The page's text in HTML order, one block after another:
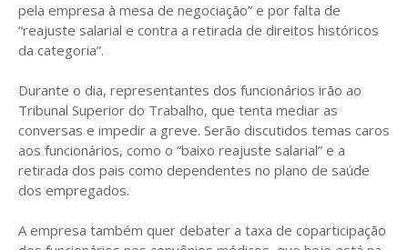
pela empresa à mesa de negociação” e por falta de
“reajuste salarial e contra a retirada de direitos históricos
da categoria”.
Durante o dia, representantes dos funcionários irão ao
Tribunal Superior do Trabalho, que tenta mediar as
conversas e impedir a greve. Serão discutidos temas caros
aos funcionários, como o “baixo reajuste salarial” e a
retirada dos pais como dependentes no plano de saúde
dos empregados.
A empresa também quer debater a taxa de coparticipação